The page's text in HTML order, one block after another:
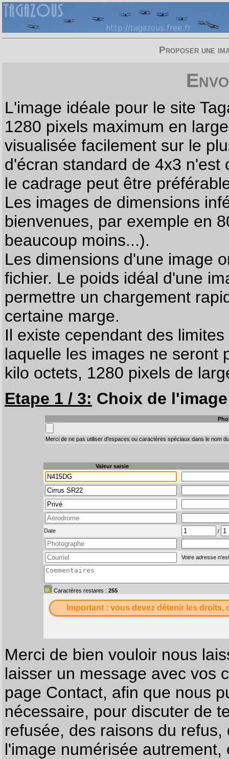
Proposer une
L'image idéale pour le site
1280 pixels maximum en
visualisée facilement sur le
d'écran standard de 4x3
le cadrage peut être
Les images de dimensions
bienvenues, par exemple en
beaucoup moins...).
Les dimensions d'une image
fichier. Le poids idéal d'une
permettre un chargement
certaine marge.
Il existe cependant des
laquelle les images ne seront
kilo octets, 1280 pixels de
Etape 1 / 3: Choix de
Merci de ne pas utiliser d'espaces ou caractères spéciaux dans le nom
Valeur saisie
Date /
Votre adresse
Caractères restants : 255
Important : vous devez détenir les
Merci de bien vouloir nous
laisser un message avec vos
page Contact, afin que nous
nécessaire, pour discuter de
refusée, des raisons du
l'image numérisée autrement,